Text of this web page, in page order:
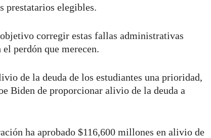
prestatarios elegibles.
corregir estas fallas administrativas
perdón que merecen.
de la deuda de los estudiantes una prioridad,
Biden de proporcionar alivio de la deuda a
ha aprobado $116,600 millones en alivio de